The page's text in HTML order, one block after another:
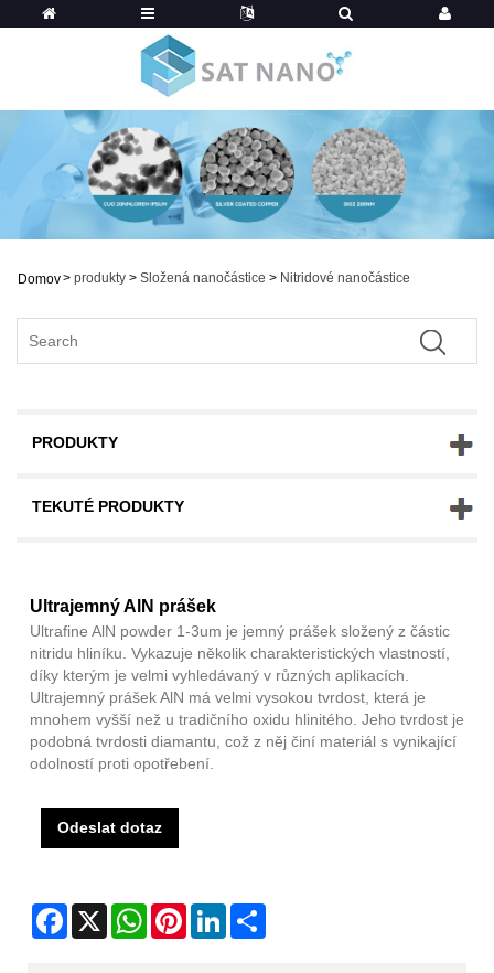
Domov> produkty > Složená nanočástice > Nitridové nanočástice
PRODUKTY
TEKUTÉ PRODUKTY
Ultrajemný AlN prášek
Ultrafine AlN powder 1-3um je jemný prášek složený z částic
nitridu hliníku. Vykazuje několik charakteristických vlastností,
díky kterým je velmi vyhledávaný v různých aplikacích.
Ultrajemný prášek AlN má velmi vysokou tvrdost, která je
mnohem vyšší než u tradičního oxidu hlinitého. Jeho tvrdost je
podobná tvrdosti diamantu, což z něj činí materiál s vynikající
odolností proti opotřebení.
Odeslat dotaz
Facebook
X WhatsAppPinterestLinkedIn